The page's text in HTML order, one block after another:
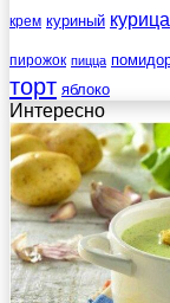
крем куриный курица
пирожок пицца
торт яблоко
Интересно